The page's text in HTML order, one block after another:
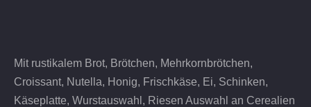
Mit rustikalem Brot, Brötchen, Mehrkornbrötchen,
Croissant, Nutella, Honig, Frischkäse, Ei, Schinken,
Käseplatte, Wurstauswahl, Riesen Auswahl an Cerealien